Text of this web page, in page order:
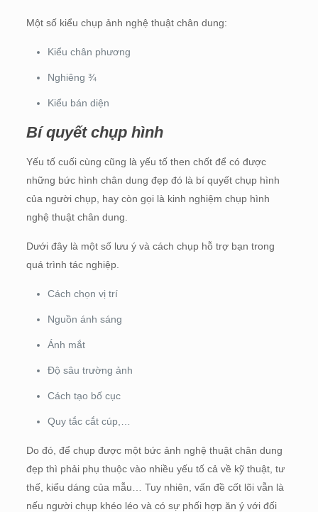
Một số kiểu chụp ảnh nghệ thuật chân dung:
Kiểu chân phương
Nghiêng ¾
Kiểu bán diện
Bí quyết chụp hình
Yếu tố cuối cùng cũng là yếu tố then chốt để có được
những bức hình chân dung đẹp đó là bí quyết chụp hình
của người chụp, hay còn gọi là kinh nghiệm chụp hình
nghệ thuật chân dung.
Dưới đây là một số lưu ý và cách chụp hỗ trợ bạn trong
quá trình tác nghiệp.
Cách chọn vị trí
Nguồn ánh sáng
Ánh mắt
Độ sâu trường ảnh
Cách tạo bố cục
Quy tắc cắt cúp,…
Do đó, để chụp được một bức ảnh nghệ thuật chân dung
đẹp thì phải phụ thuộc vào nhiều yếu tố cả về kỹ thuật, tư
thế, kiểu dáng của mẫu… Tuy nhiên, vấn đề cốt lõi vẫn là
nếu người chụp khéo léo và có sự phối hợp ăn ý với đối